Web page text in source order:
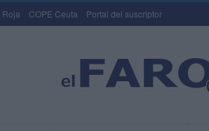
Roja COPE Ceuta Portal del suscriptor